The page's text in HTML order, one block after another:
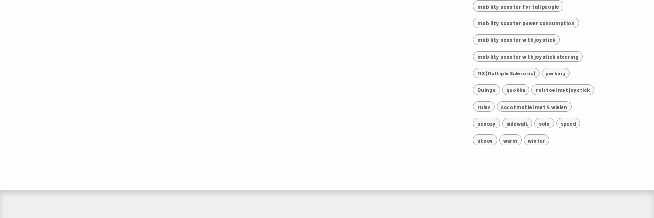
mobility scooter for tall people
mobility scooter power consumption
mobility scooter with joystick
mobility scooter with joystick steering
MS (Multiple Sclerosis) parking
Quingo quokka rolstoel met joystick
rules scootmobiel met 4 wielen
scoozy sidewalk solo speed
stoov warm winter